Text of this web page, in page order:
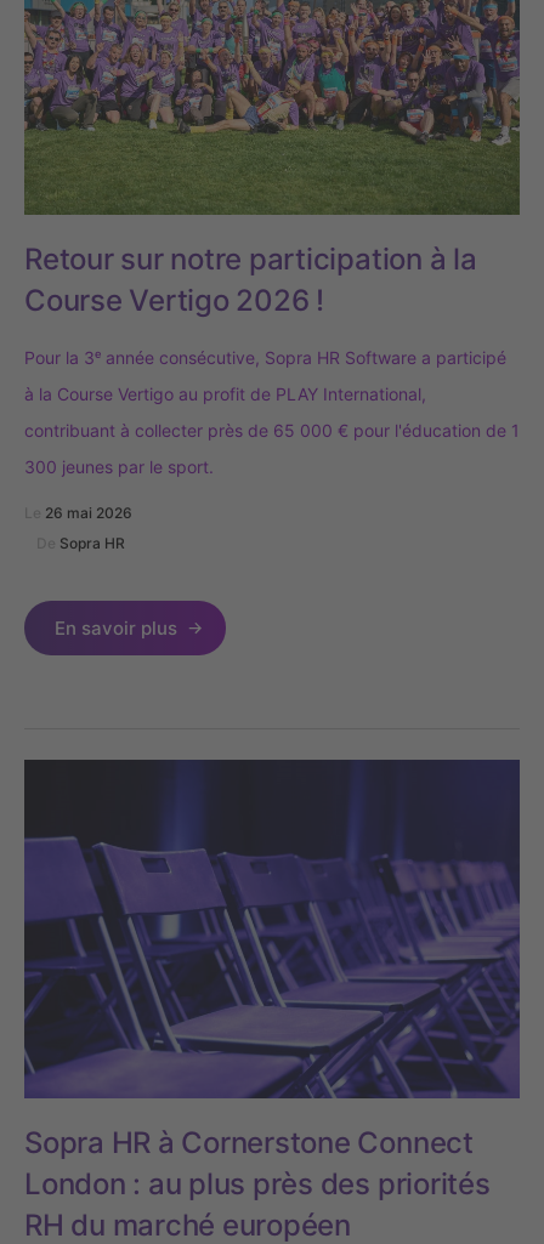
Retour sur notre participation à la
Course Vertigo 2026 !
Pour la 3ᵉ année consécutive, Sopra HR Software a participé
à la Course Vertigo au profit de PLAY International,
contribuant à collecter près de 65 000 € pour l'éducation de 1
300 jeunes par le sport.
26 mai 2026
Sopra HR
En savoir plus
Sopra HR à Cornerstone Connect
London : au plus près des priorités
RH du marché européen